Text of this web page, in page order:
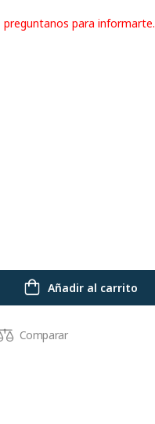
preguntanos para informarte.
Añadir al carrito
Comparar